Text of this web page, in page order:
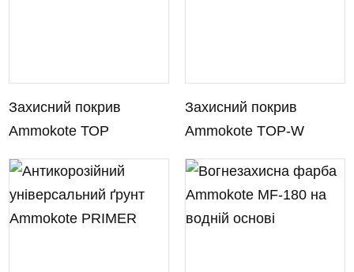
Захисний покрив
Ammokote ТОP
Захисний покрив
Ammokote TOP-W